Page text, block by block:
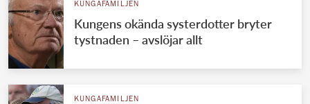
KUNGAFAMILJEN
Kungens okända systerdotter bryter
tystnaden – avslöjar allt
KUNGAFAMILJEN